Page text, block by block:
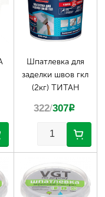
Шпатлевка для
заделки швов гкл
(2кг) ТИТАН
322/307p